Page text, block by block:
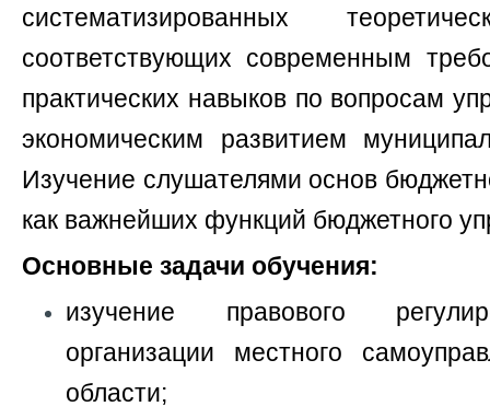
систематизированных
соответствующих современным
практических навыков по вопросам
экономическим развитием
Изучение слушателями основ
как важнейших функций бюджетного
Основные задачи обучения:
изучение правового
организации местного
области;